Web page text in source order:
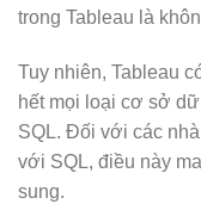
trong Tableau là
Tuy nhiên, Tableau
hết mọi loại cơ sở
SQL. Đối với các
với SQL, điều này
sung.